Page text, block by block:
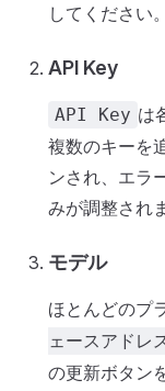
してください。
API Key
API Key は
複数のキーを
ンされ、エラ
みが調整され
モデル
ほとんどのプ
ェースアドレ
の更新ボタン